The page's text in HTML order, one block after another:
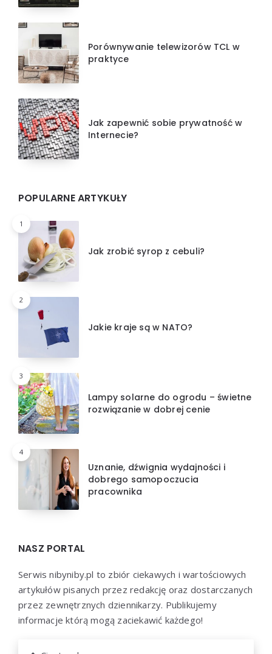
Porównywanie telewizorów TCL w
praktyce
Jak zapewnić sobie prywatność w
Internecie?
POPULARNE ARTYKUŁY
1
Jak zrobić syrop z cebuli?
2
Jakie kraje są w NATO?
3
Lampy solarne do ogrodu – świetne
rozwiązanie w dobrej cenie
4
Uznanie, dźwignia wydajności i
dobrego samopoczucia
pracownika
NASZ PORTAL
Serwis nibyniby.pl to zbiór ciekawych i wartościowych
artykułów pisanych przez redakcję oraz dostarczanych
przez zewnętrznych dziennikarzy. Publikujemy
informacje którą mogą zaciekawić każdego!